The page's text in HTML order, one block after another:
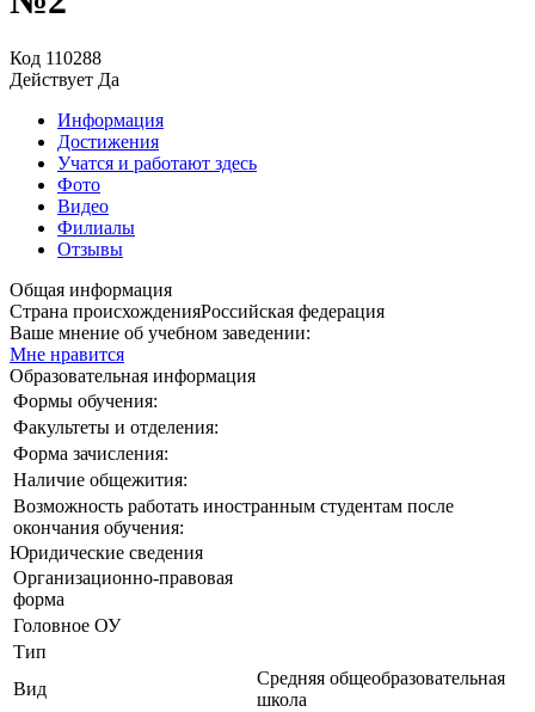
Код 110288
Действует Да
Информация
Достижения
Учатся и работают здесь
Фото
Видео
Филиалы
Отзывы
Общая информация
Страна происхожденияРоссийская федерация
Ваше мнение об учебном заведении:
Мне нравится
Образовательная информация
Формы обучения:
Факультеты и отделения:
Форма зачисления:
Наличие общежития:
Возможность работать иностранным студентам после
окончания обучения:
Юридические сведения
Организационно-правовая
форма
Головное ОУ
Тип
Вид
Средняя общеобразовательная
школа